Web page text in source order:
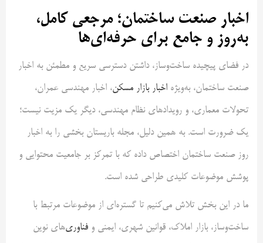
اخبار صنعت ساختمان؛ مرجعی کامل،
به‌روز و جامع برای حرفه‌ای‌ها
در فضای پیچیده ساخت‌وساز، داشتن دسترسی سریع و مطمئن به اخبار
صنعت ساختمان، به‌ویژه اخبار بازار مسکن، اخبار مهندسی عمران،
تحولات معماری، و رویدادهای نظام مهندسی، دیگر یک مزیت نیست؛
یک ضرورت است. به همین دلیل، مجله باریستان بخشی را به اخبار
روز صنعت ساختمان اختصاص داده که با تمرکز بر جامعیت محتوایی و
پوشش موضوعات کلیدی طراحی شده است.
ما در این بخش تلاش می‌کنیم تا گستره‌ای از موضوعات مرتبط با
ساخت‌وساز، بازار املاک، قوانین شهری، ایمنی و فناوری‌های نوین